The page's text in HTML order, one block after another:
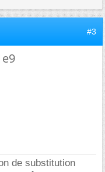
#3
de substitution